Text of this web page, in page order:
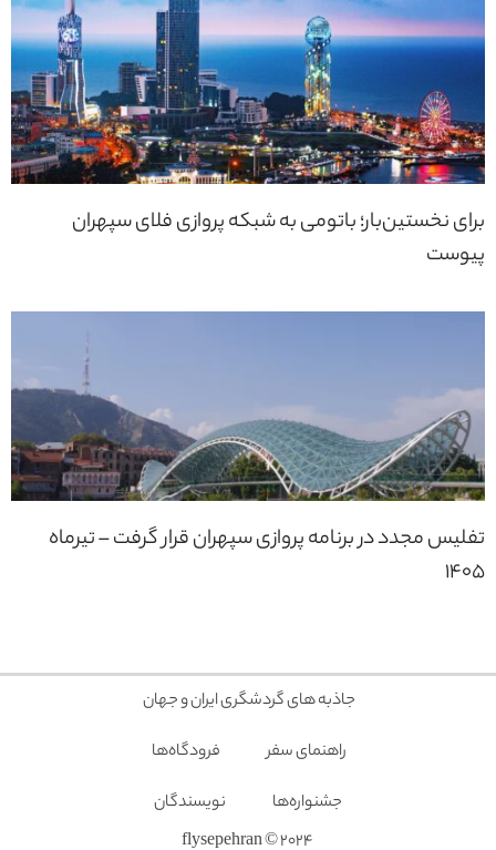
برای نخستین‌بار؛ باتومی به شبکه پروازی فلای سپهران
پیوست
تفلیس مجدد در برنامه پروازی سپهران قرار گرفت – تیرماه
1405
جاذبه های گردشگری ایران و جهان
راهنمای سفر
فرودگاه‌ها
جشنواره‌ها
نویسندگان